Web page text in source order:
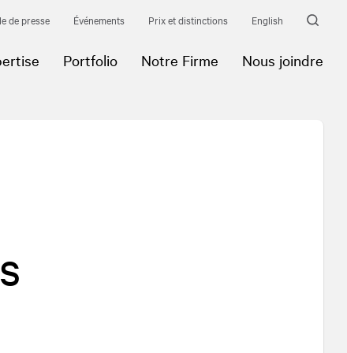
de presse Événements Prix et distinctions English
Portfolio Notre Firme Nous joindre